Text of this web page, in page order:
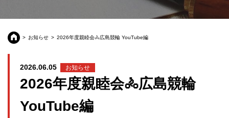
お知らせ 2026年度親睦会🚴広島競輪 YouTube編
2026.06.05 お知らせ
2026年度親睦会🚴広島競輪
YouTube編